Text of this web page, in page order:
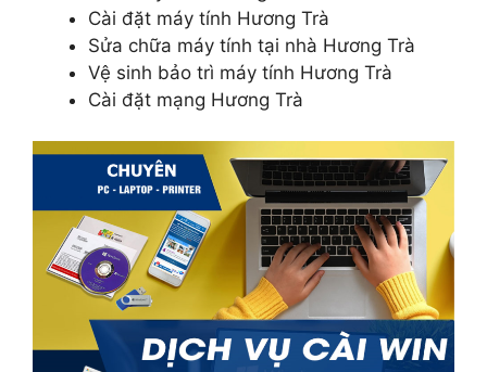
Cài đặt máy tính Hương Trà
Sửa chữa máy tính tại nhà Hương Trà
Vệ sinh bảo trì máy tính Hương Trà
Cài đặt mạng Hương Trà